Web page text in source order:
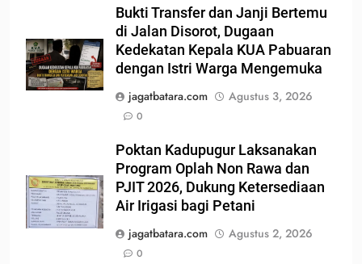
Bukti Transfer dan Janji Bertemu
di Jalan Disorot, Dugaan
Kedekatan Kepala KUA Pabuaran
dengan Istri Warga Mengemuka
jagatbatara.com
Agustus 3, 2026
0
Poktan Kadupugur Laksanakan
Program Oplah Non Rawa dan
PJIT 2026, Dukung Ketersediaan
Air Irigasi bagi Petani
jagatbatara.com
Agustus 2, 2026
0